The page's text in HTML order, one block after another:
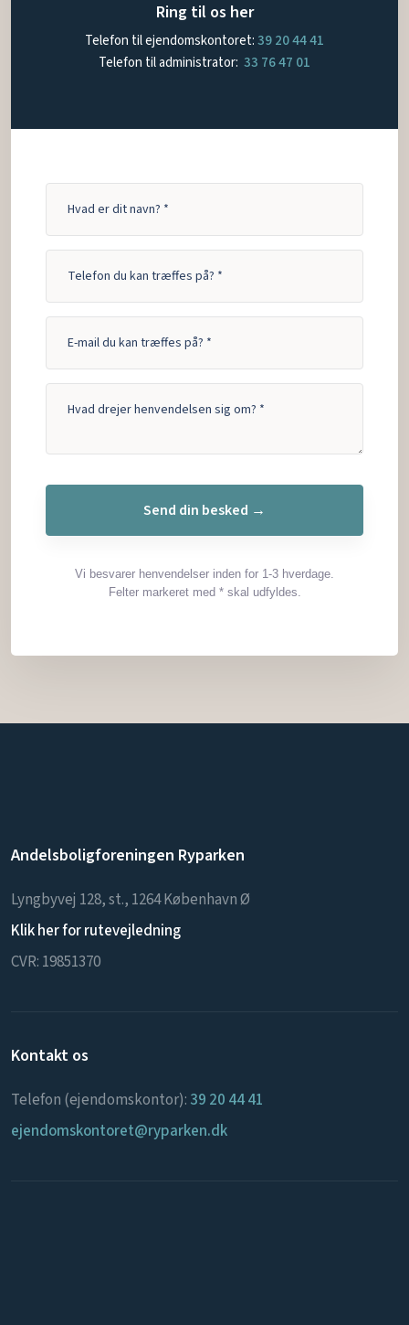
Ring til os her
Telefon til ejendomskontoret:39 20 44 41
Telefon til administrator: 33 76 47 01
Vi besvarer henvendelser inden for 1-3 hverdage.
Felter markeret med * skal udfyldes.
Andelsboligforeningen Ryparken
Lyngbyvej 128, st., 1264 København Ø
Klik her for rutevejledning
CVR: 19851370
Kontakt os
Telefon (ejendomskontor): 39 20 44 41
ejendomskontoret@ryparken.dk